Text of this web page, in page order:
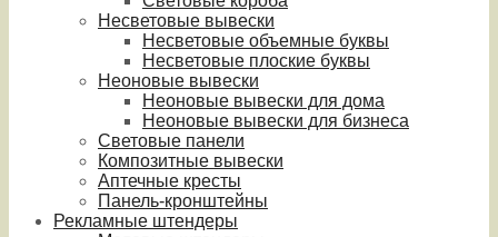
Несветовые вывески
Несветовые объемные буквы
Несветовые плоские буквы
Неоновые вывески
Неоновые вывески для дома
Неоновые вывески для бизнеса
Световые панели
Композитные вывески
Аптечные кресты
Панель-кронштейны
Рекламные штендеры